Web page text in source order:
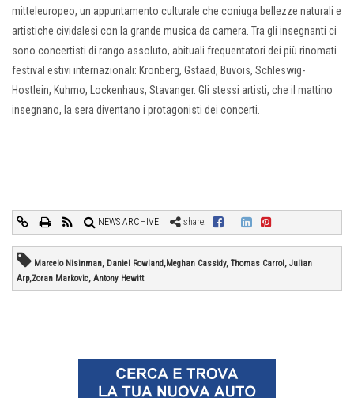
mitteleuropeo, un appuntamento culturale che coniuga bellezze naturali e
artistiche cividalesi con la grande musica da camera. Tra gli insegnanti ci
sono concertisti di rango assoluto, abituali frequentatori dei più rinomati
festival estivi internazionali: Kronberg, Gstaad, Buvois, Schleswig-
Hostlein, Kuhmo, Lockenhaus, Stavanger. Gli stessi artisti, che il mattino
insegnano, la sera diventano i protagonisti dei concerti.
NEWS ARCHIVE share:
Marcelo Nisinman, Daniel Rowland,Meghan Cassidy, Thomas Carrol, Julian
Arp,Zoran Markovic, Antony Hewitt